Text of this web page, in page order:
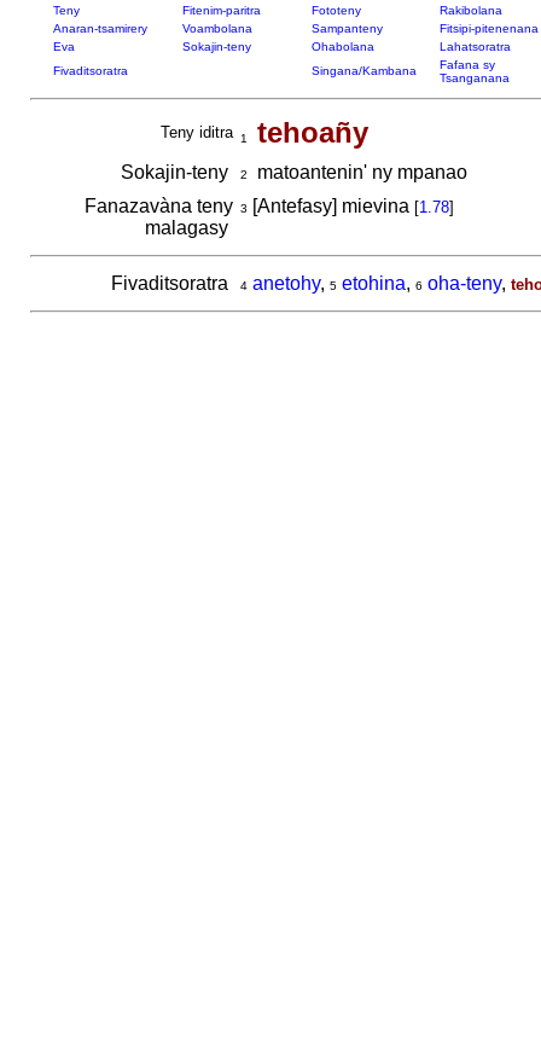
Teny Fitenim-paritra Fototeny
Rakibolana
Anaran-tsamirery
Voambolana Sampanteny
Fitsipi-pitenenana
Eva
Sokajin-teny Ohabolana
Lahatsoratra
Fivaditsoratra
Singana/Kambana
Fafana sy
Tsanganana
Teny iditra 1 tehoañy
Sokajin-teny 2
matoantenin' ny mpanao
Fanazavàna teny
malagasy
3 [Antefasy] mievina [1.78]
Fivaditsoratra 4 anetohy, 5 etohina, 6 oha-teny,